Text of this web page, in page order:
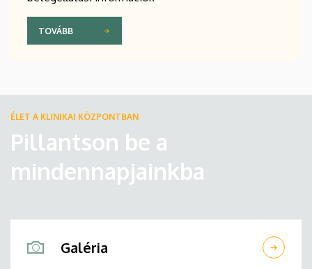
TOVÁBB
ÉLET A KLINIKAI KÖZPONTBAN
Pillantson be a
mindennapjainkba
Galéria